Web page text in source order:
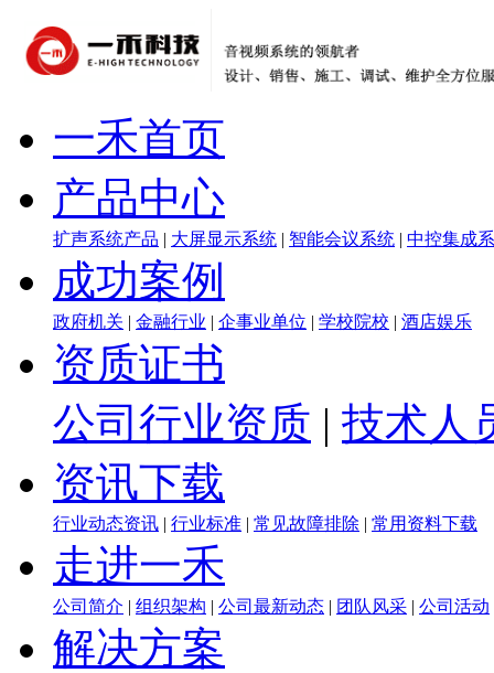
一禾首页
产品中心
扩声系统产品 | 大屏显示系统 | 智能会议系统 | 中控集成
成功案例
政府机关 | 金融行业 | 企事业单位 | 学校院校 | 酒店娱乐
资质证书
公司行业资质 | 技术人
资讯下载
行业动态资讯 | 行业标准 | 常见故障排除 | 常用资料下载
走进一禾
公司简介 | 组织架构 | 公司最新动态 | 团队风采 | 公司活动
解决方案